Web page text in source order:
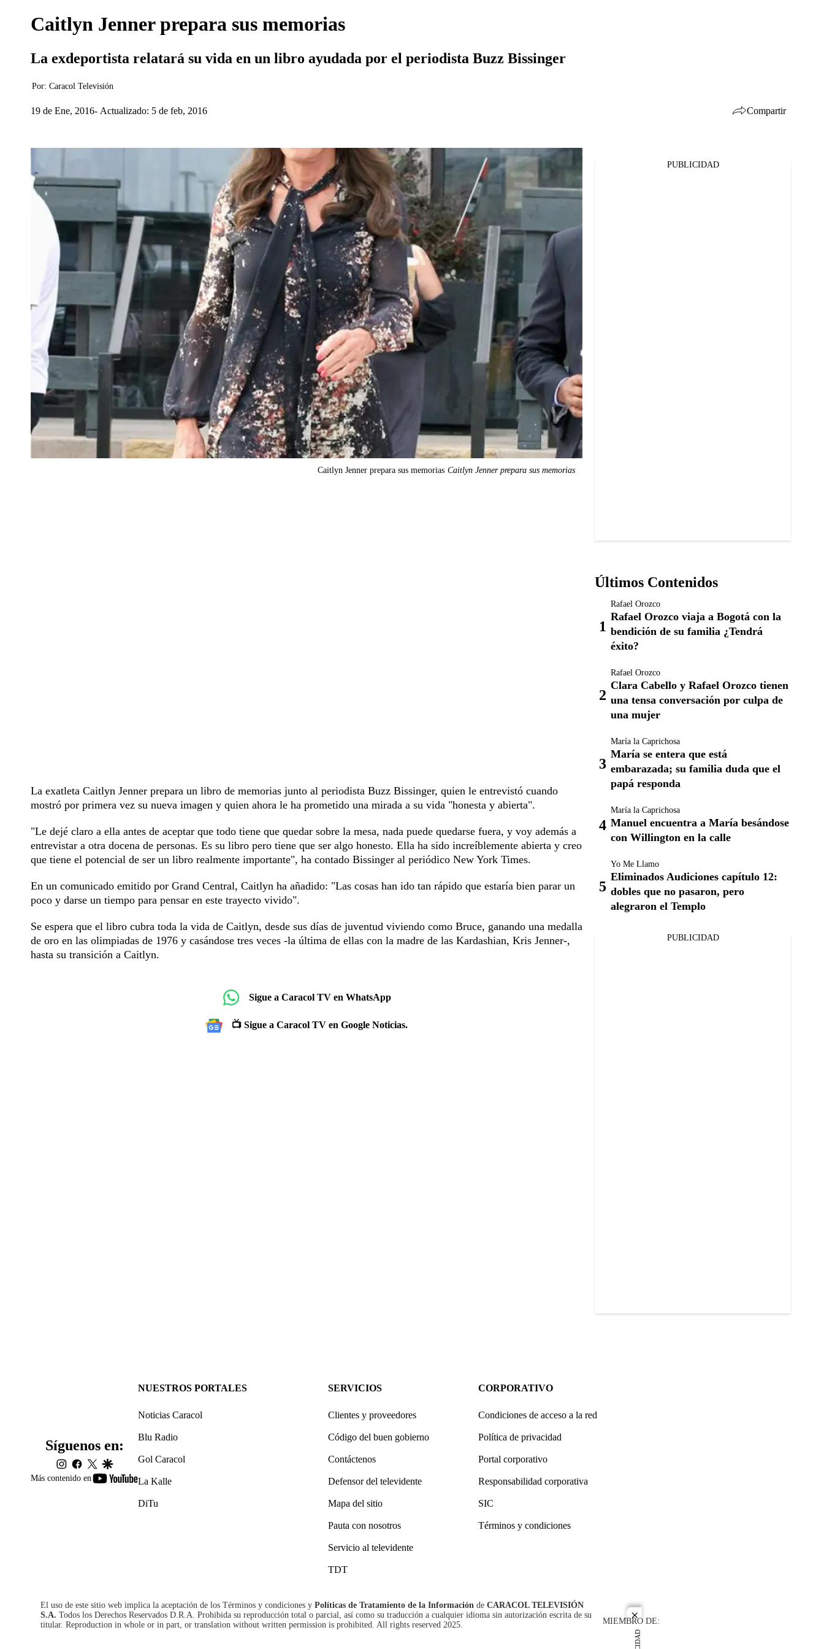
close
Caitlyn Jenner prepara sus memorias
La exdeportista relatará su vida en un libro ayudada por el periodista Buzz Bissinger
Por: Caracol Televisión
19 de Ene, 2016 Actualizado: 5 de feb, 2016 Compartir
Facebook
Twitter
Caitlyn Jenner prepara sus memorias Caitlyn Jenner prepara sus memorias
La exatleta Caitlyn Jenner prepara un libro de memorias junto al periodista Buzz Bissinger, quien le entrevistó cuando
mostró por primera vez su nueva imagen y quien ahora le ha prometido una mirada a su vida "honesta y abierta".
"Le dejé claro a ella antes de aceptar que todo tiene que quedar sobre la mesa, nada puede quedarse fuera, y voy además a
entrevistar a otra docena de personas. Es su libro pero tiene que ser algo honesto. Ella ha sido increíblemente abierta y creo
que tiene el potencial de ser un libro realmente importante", ha contado Bissinger al periódico New York Times.
En un comunicado emitido por Grand Central, Caitlyn ha añadido: "Las cosas han ido tan rápido que estaría bien parar un
poco y darse un tiempo para pensar en este trayecto vivido".
Se espera que el libro cubra toda la vida de Caitlyn, desde sus días de juventud viviendo como Bruce, ganando una medalla
de oro en las olimpiadas de 1976 y casándose tres veces -la última de ellas con la madre de las Kardashian, Kris Jenner-,
hasta su transición a Caitlyn.
Sigue a Caracol TV en WhatsApp
📺 Sigue a Caracol TV en Google Noticias.
PUBLICIDAD
Últimos Contenidos
Rafael Orozco
Rafael Orozco viaja a Bogotá con la
bendición de su familia ¿Tendrá
éxito?
Rafael Orozco
Clara Cabello y Rafael Orozco tienen
una tensa conversación por culpa de
una mujer
María la Caprichosa
María se entera que está
embarazada; su familia duda que el
papá responda
María la Caprichosa
Manuel encuentra a María besándose
con Willington en la calle
Yo Me Llamo
Eliminados Audiciones capítulo 12:
dobles que no pasaron, pero
alegraron el Templo
PUBLICIDAD
Más contenido en
youtube-
Síguenos en:
instagram
facebook
twittergoogle
NUESTROS PORTALES
Noticias Caracol
Blu Radio
Gol Caracol
La Kalle
DiTu
SERVICIOS
Clientes y proveedores
Código del buen gobierno
Contáctenos
Defensor del televidente
Mapa del sitio
Pauta con nosotros
Servicio al televidente
TDT
CORPORATIVO
Condiciones de acceso a la red
Política de privacidad
Portal corporativo
Responsabilidad corporativa
SIC
Términos y condiciones
El uso de este sitio web implica la aceptación de los Términos y condiciones y Políticas de Tratamiento de la Información de CARACOL TELEVISIÓN
S.A. Todos los Derechos Reservados D.R.A. Prohibida su reproducción total o parcial, así como su traducción a cualquier idioma sin autorización escrita de su
titular. Reproduction in whole or in part, or translation without written permission is prohibited. All rights reserved 2025.
MIEMBRO DE: